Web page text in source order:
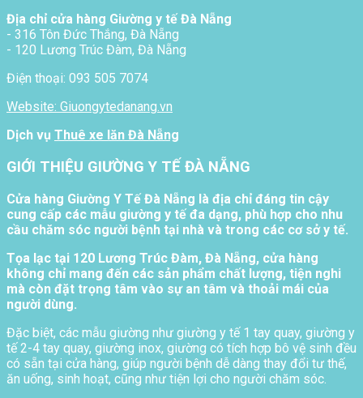
Địa chỉ cửa hàng Giường y tế Đà Nẵng
- 316 Tôn Đức Thắng, Đà Nẵng
- 120 Lương Trúc Đàm, Đà Nẵng
Điện thoại: 093 505 7074
Website: Giuongytedanang.vn
Dịch vụ Thuê xe lăn Đà Nẵng
GIỚI THIỆU GIƯỜNG Y TẾ ĐÀ NẴNG
Cửa hàng Giường Y Tế Đà Nẵng là địa chỉ đáng tin cậy
cung cấp các mẫu giường y tế đa dạng, phù hợp cho nhu
cầu chăm sóc người bệnh tại nhà và trong các cơ sở y tế.
Tọa lạc tại 120 Lương Trúc Đàm, Đà Nẵng, cửa hàng
không chỉ mang đến các sản phẩm chất lượng, tiện nghi
mà còn đặt trọng tâm vào sự an tâm và thoải mái của
người dùng.
Đặc biệt, các mẫu giường như giường y tế 1 tay quay, giường y
tế 2-4 tay quay, giường inox, giường có tích hợp bô vệ sinh đều
có sẵn tại cửa hàng, giúp người bệnh dễ dàng thay đổi tư thế,
ăn uống, sinh hoạt, cũng như tiện lợi cho người chăm sóc.